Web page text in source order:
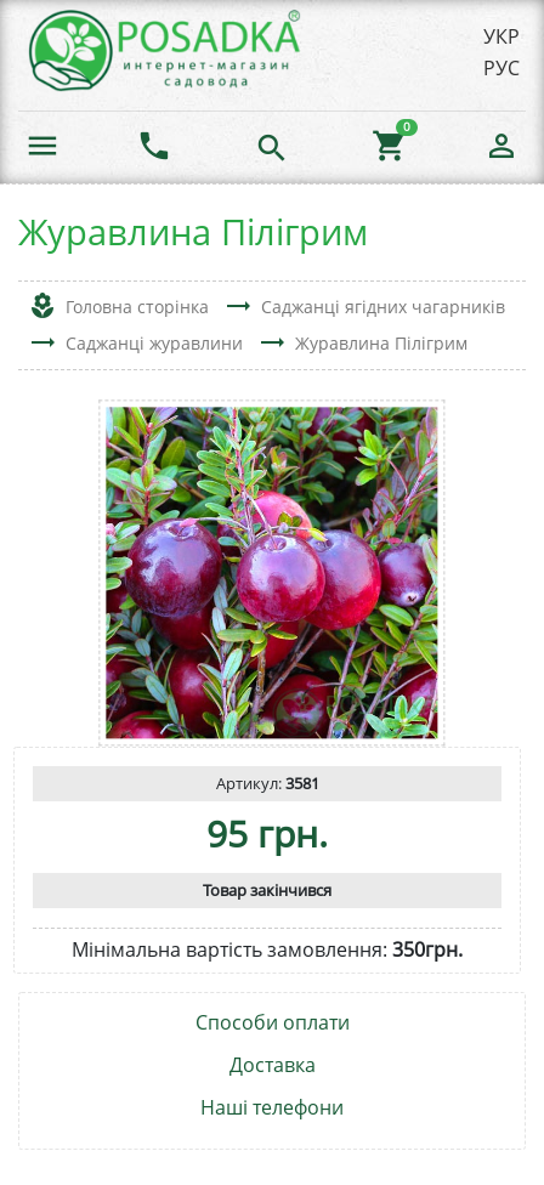
УКР
РУС
menu phone search shopping_cart
0
person_outline
Журавлина Пілігрим
local_florist Головна сторінка trending_flat Саджанці ягідних чагарників
trending_flat Саджанці журавлини trending_flat Журавлина Пілігрим
Артикул:3581
95 грн.
Товар закінчився
Мінімальна вартість замовлення: 350грн.
Способи оплати
Доставка
Наші телефони